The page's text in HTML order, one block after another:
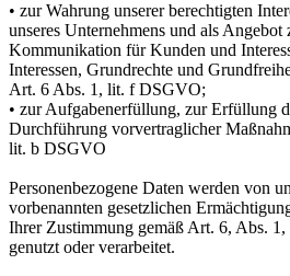
• zur Wahrung unserer berechtigten
unseres Unternehmens und als
Kommunikation für Kunden und
Interessen, Grundrechte und
Art. 6 Abs. 1, lit. f DSGVO;
• zur Aufgabenerfüllung, zur Erfüllung
Durchführung vorvertraglicher
lit. b DSGVO
Personenbezogene Daten werden von
vorbenannten gesetzlichen
Ihrer Zustimmung gemäß Art. 6, Abs.
genutzt oder verarbeitet.